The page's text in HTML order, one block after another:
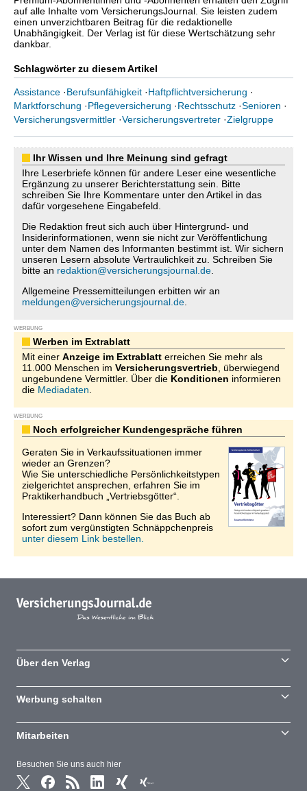
auf alle Inhalte vom VersicherungsJournal. Sie leisten zudem
einen unverzichtbaren Beitrag für die redaktionelle
Unabhängigkeit. Der Verlag ist für diese Wertschätzung sehr
dankbar.
Schlagwörter zu diesem Artikel
Assistance ·Berufsunfähigkeit ·Haftpflichtversicherung ·
Marktforschung ·Pflegeversicherung ·Rechtsschutz ·Senioren ·
Versicherungsvermittler ·Versicherungsvertreter ·Zielgruppe
Ihr Wissen und Ihre Meinung sind gefragt
Ihre Leserbriefe können für andere Leser eine wesentliche
Ergänzung zu unserer Berichterstattung sein. Bitte
schreiben Sie Ihre Kommentare unter den Artikel in das
dafür vorgesehene Eingabefeld.
Die Redaktion freut sich auch über Hintergrund- und
Insiderinformationen, wenn sie nicht zur Veröffentlichung
unter dem Namen des Informanten bestimmt ist. Wir sichern
unseren Lesern absolute Vertraulichkeit zu. Schreiben Sie
bitte an redaktion@versicherungsjournal.de
Allgemeine Pressemitteilungen erbitten wir an
meldungen@versicherungsjournal.de
WERBUNG
Werben im Extrablatt
Mit einer Anzeige im Extrablatt erreichen Sie mehr als
11.000 Menschen im Versicherungsvertrieb , überwiegend
ungebundene Vermittler. Über die Konditionen informieren
die Mediadaten
WERBUNG
Noch erfolgreicher Kundengespräche führen
Geraten Sie in Verkaufssituationen immer
wieder an Grenzen?
Wie Sie unterschiedliche Persönlichkeitstypen
zielgerichtet ansprechen, erfahren Sie im
Praktikerhandbuch „Vertriebsgötter“.
Interessiert? Dann können Sie das Buch ab
sofort zum vergünstigten Schnäppchenpreis
unter diesem Link bestellen.
Besuchen Sie uns auch hier
Über den Verlag
Werbung schalten
Mitarbeiten